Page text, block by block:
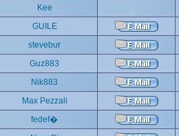
Kee
GUILE
stevebur
Guz883
Nik883
Max Pezzali
fedef�